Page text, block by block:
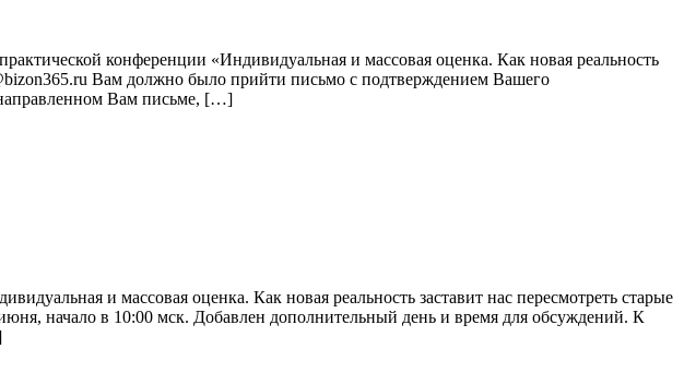
конференции «Индивидуальная и массовая оценка. Как новая реальность
Вам должно было прийти письмо с подтверждением Вашего
направленном Вам письме, […]
и массовая оценка. Как новая реальность заставит нас пересмотреть старые
начало в 10:00 мск. Добавлен дополнительный день и время для обсуждений. К